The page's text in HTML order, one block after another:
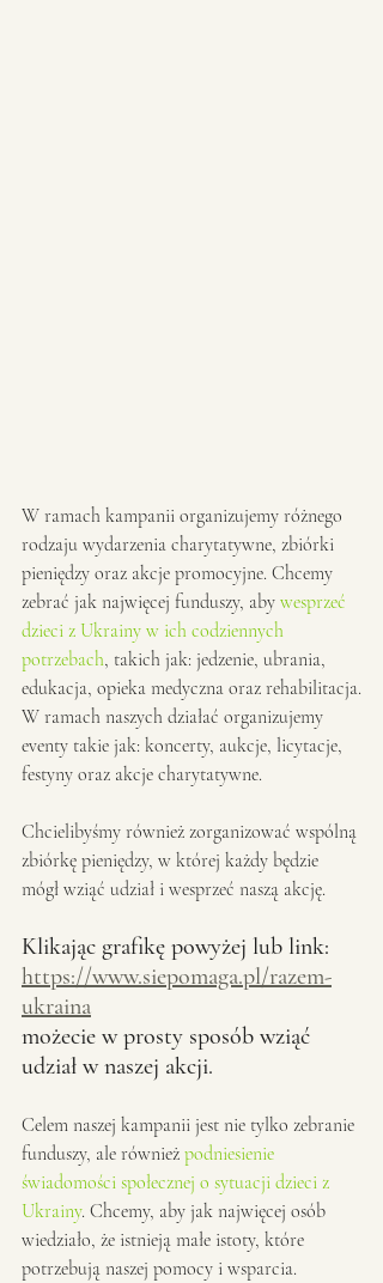
W ramach kampanii organizujemy różnego
rodzaju wydarzenia charytatywne, zbiórki
pieniędzy oraz akcje promocyjne. Chcemy
zebrać jak najwięcej funduszy, aby wesprzeć
dzieci z Ukrainy w ich codziennych
potrzebach, takich jak: jedzenie, ubrania,
edukacja, opieka medyczna oraz rehabilitacja.
W ramach naszych działać organizujemy
eventy takie jak: koncerty, aukcje, licytacje,
festyny oraz akcje charytatywne.
Chcielibyśmy również zorganizować wspólną
zbiórkę pieniędzy, w której każdy będzie
mógł wziąć udział i wesprzeć naszą akcję.
Klikając grafikę powyżej lub link:
https://www.siepomaga.pl/razem-
ukraina
możecie w prosty sposób wziąć
udział w naszej akcji.
Celem naszej kampanii jest nie tylko zebranie
funduszy, ale również podniesienie
świadomości społecznej o sytuacji dzieci z
Ukrainy. Chcemy, aby jak najwięcej osób
wiedziało, że istnieją małe istoty, które
potrzebują naszej pomocy i wsparcia.